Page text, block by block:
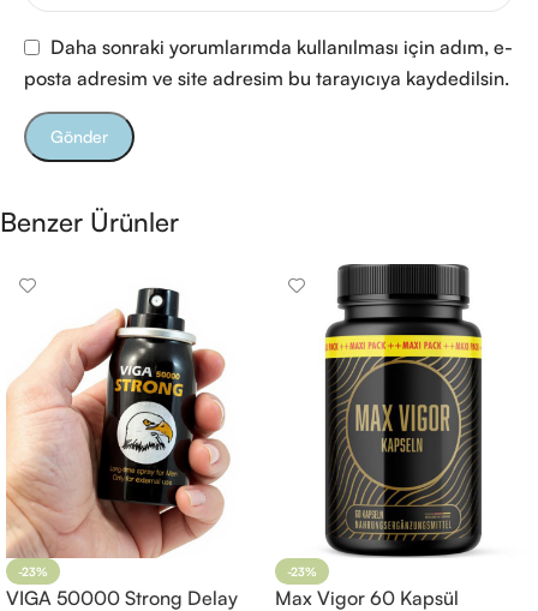
Daha sonraki yorumlarımda kullanılması için adım, e-
posta adresim ve site adresim bu tarayıcıya kaydedilsin.
Benzer Ürünler
-23%
VIGA 50000 Strong Delay
-23%
Max Vigor 60 Kapsül